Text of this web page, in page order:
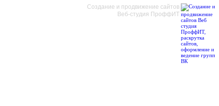
Создание и продвижение сайтов
Веб-студия ПроффИТ
Оставьте свои контактные данные и наш оператор свяжется с